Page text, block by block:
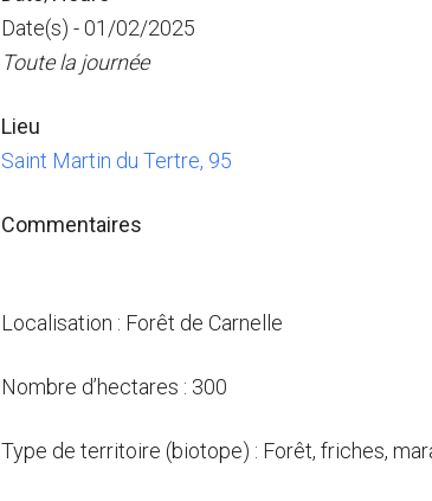
Date(s) - 01/02/2025
Toute la journée
Lieu
Saint Martin du Tertre, 95
Commentaires
Localisation : Forêt de Carnelle
Nombre d’hectares : 300
Type de territoire (biotope) : Forêt, friches,